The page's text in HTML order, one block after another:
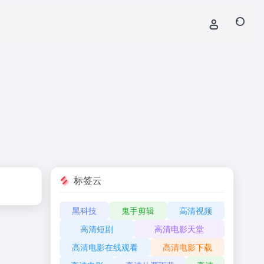
标签云
黑科技 鬼手剪辑
高清视频
高清短剧
高清电影天堂
高清电影在线观看
高清电影下载